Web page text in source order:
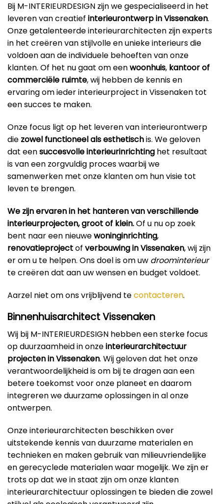
Bij M-INTERIEURDESIGN zijn we gespecialiseerd in het
leveren van creatief interieurontwerp in Vissenaken.
Onze getalenteerde interieurarchitecten zijn experts
in het creëren van stijlvolle en unieke interieurs die
voldoen aan de individuele behoeften van onze
klanten. Of het nu gaat om eenwoonhuis, kantoorof
commerciële ruimte, wij hebben de kennis en
ervaring om ieder interieurproject in Vissenaken tot
een succes te maken.
Onze focus ligt op het leveren van interieurontwerp
die zowel functioneel als esthetischis. We geloven
dat eensuccesvolle interieurinrichting het resultaat
is van een zorgvuldig proces waarbij we
samenwerken met onze klanten om hun visie tot
leven te brengen.
We zijn ervaren in het hanteren van verschillende
interieurprojecten, groot of klein.Of u nu op zoek
bent naar een nieuwewoninginrichting,
renovatieprojectof verbouwing in Vissenaken, wij zijn
er om u te helpen. Ons doel is om uw droominterieur
te creëren dat aan uw wensen en budget voldoet.
Aarzel niet om ons vrijblijvend tecontacteren.
Binnenhuisarchitect Vissenaken
Wij bij M-INTERIEURDESIGN hebben een sterke focus
op duurzaamheid in onzeinterieurarchitectuur
projecten in Vissenaken. Wij geloven dat het onze
verantwoordelijkheid is om bij te dragen aan een
betere toekomst voor onze planeet en daarom
integreren we duurzame oplossingen in al onze
ontwerpen.
Onze interieurarchitecten beschikken over
uitstekende kennis van duurzame materialen en
technieken en maken gebruik van milieuvriendelijke
en gerecyclede materialen waar mogelijk. We zijn er
trots op dat we in staat zijn om onze klanten
interieurarchitectuur oplossingen te bieden die zowel